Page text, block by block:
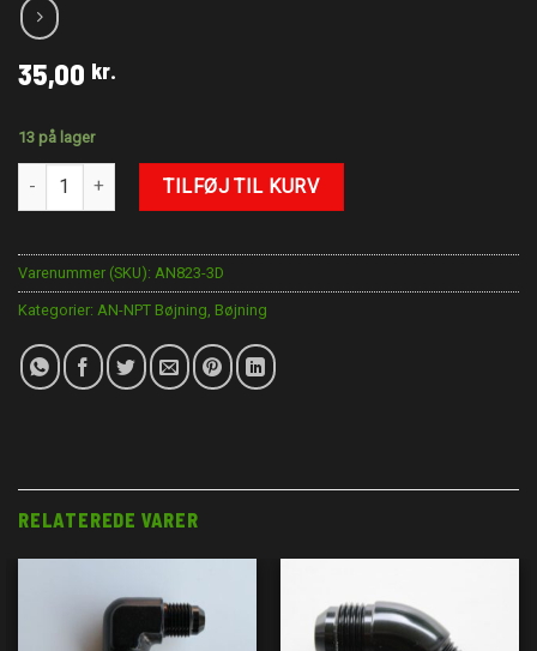
35,00 kr.
13 på lager
45° Bøjning AN-3 - 1/8" NPT antal
TILFØJ TIL KURV
Varenummer (SKU): AN823-3D
Kategorier: AN-NPT Bøjning, Bøjning
RELATEREDE VARER